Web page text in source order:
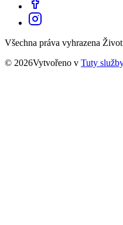
Všechna práva vyhrazena
© 2026Vytvořeno v Tuty